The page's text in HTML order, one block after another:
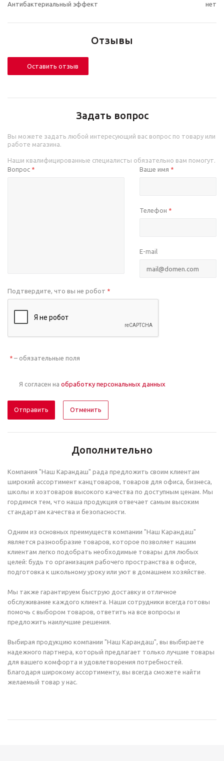
Антибактериальный эффект
нет
Отзывы
Оставить отзыв
Задать вопрос
Вы можете задать любой интересующий вас вопрос по товару или
работе магазина.
Наши квалифицированные специалисты обязательно вам помогут.
Вопрос * Ваше имя *
Телефон *
E-mail
Подтвердите, что вы не робот *
* – обязательные поля
Я согласен на обработку персональных данных
Отменить
Дополнительно
Компания "Наш Карандаш" рада предложить своим клиентам
широкий ассортимент канцтоваров, товаров для офиса, бизнеса,
школы и хозтоваров высокого качества по доступным ценам. Мы
гордимся тем, что наша продукция отвечает самым высоким
стандартам качества и безопасности.
Одним из основных преимуществ компании "Наш Карандаш"
является разнообразие товаров, которое позволяет нашим
клиентам легко подобрать необходимые товары для любых
целей: будь то организация рабочего пространства в офисе,
подготовка к школьному уроку или уют в домашнем хозяйстве.
Мы также гарантируем быструю доставку и отличное
обслуживание каждого клиента. Наши сотрудники всегда готовы
помочь с выбором товаров, ответить на все вопросы и
предложить наилучшие решения.
Выбирая продукцию компании "Наш Карандаш", вы выбираете
надежного партнера, который предлагает только лучшие товары
для вашего комфорта и удовлетворения потребностей.
Благодаря широкому ассортименту, вы всегда сможете найти
желаемый товар у нас.